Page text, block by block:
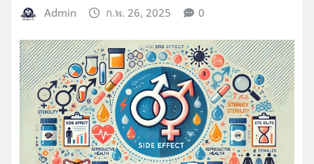
Admin ก.พ. 26, 2025 0